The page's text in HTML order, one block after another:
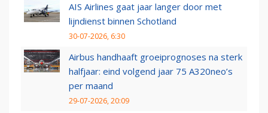
AIS Airlines gaat jaar langer door met
lijndienst binnen Schotland
30-07-2026, 6:30
Airbus handhaaft groeiprognoses na sterk
halfjaar: eind volgend jaar 75 A320neo’s
per maand
29-07-2026, 20:09